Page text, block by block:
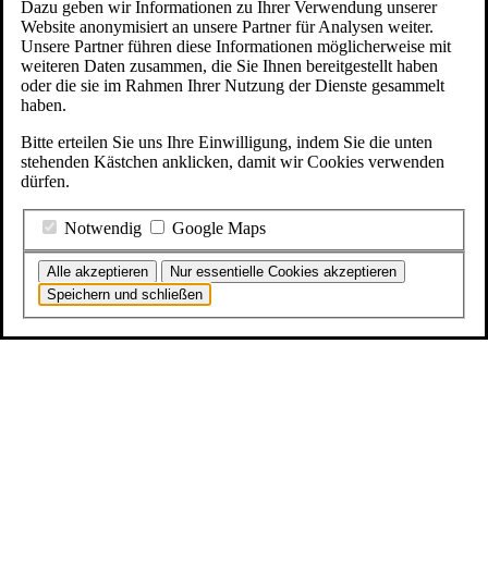
Dazu geben wir Informationen zu Ihrer Verwendung unserer
Website anonymisiert an unsere Partner für Analysen weiter.
Unsere Partner führen diese Informationen möglicherweise mit
weiteren Daten zusammen, die Sie Ihnen bereitgestellt haben
oder die sie im Rahmen Ihrer Nutzung der Dienste gesammelt
haben.
Bitte erteilen Sie uns Ihre Einwilligung, indem Sie die unten
stehenden Kästchen anklicken, damit wir Cookies verwenden
dürfen.
Notwendig Google Maps
Alle akzeptieren
Nur essentielle Cookies akzeptieren
Speichern und schließen